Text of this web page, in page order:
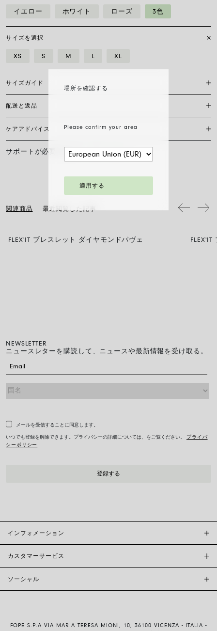
場所を確認する
Please confirm your area
適用する
イエロー ホワイト ローズ 3色
サイズを選択
XS S M L XL
サイズガイド
Flex’itブレスレットは特許を取得したフォープ独自のもので、18カラッ
トゴールドのみで作られており、伸縮自在のため留め具は必要ありませ
ん。 正しいサイズを見つけるには、手首の周囲を測る必要があります。
巻き尺、糸、または短冊を使い、定規に当てて測り、下の表と比較して
ください。
XS S M L XL
15 16 17 18 19
ブレスレットの直径は最大30%拡大可能：指先から手首へ、チェーンを
流れるようにそっと滑らせるだけで、スムーズに装着できます。
配送と返品
現在、日本国内においては当サイト内オンラインショッピングの対応は
しておりません。
ケアアドバイス
FOPEジュエリーの輝きと美しさを長く保つために、化学製品や化粧品と
の接触を避け、寝る前やスポーツをする前にはイヤリング、ネックレ
は、特別なお手入れ方法を必要としません。柔らかい乾いた布で表面を
拭くだけで十分です。 ダイヤモンドジュエリーは、水とマイルドソープ
で洗浄し、すすいで自然乾燥させてください。
サポートが必要ですか？ お問い合わせ
関連商品 最近閲覧した記事
FLEX'IT ブレスレット ダイヤモンドパヴェ
NEWSLETTER
ニュースレターを購読して、ニュースや最新情報を受け取る。
メールを受信することに同意します。
いつでも登録を解除できます。プライバシーの詳細については、をご覧ください。 プライバ
シーポリシー
インフォメーション
カスタマーサービス
ソーシャル
FOPE S.P.A VIA MARIA TERESA MIONI, 10, 36100 VICENZA - ITALIA -